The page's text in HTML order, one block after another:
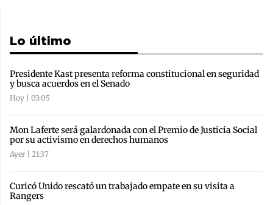
Lo último
Presidente Kast presenta reforma constitucional en seguridad
y busca acuerdos en el Senado
Hoy | 03:05
Mon Laferte será galardonada con el Premio de Justicia Social
por su activismo en derechos humanos
Ayer | 21:37
Curicó Unido rescató un trabajado empate en su visita a
Rangers